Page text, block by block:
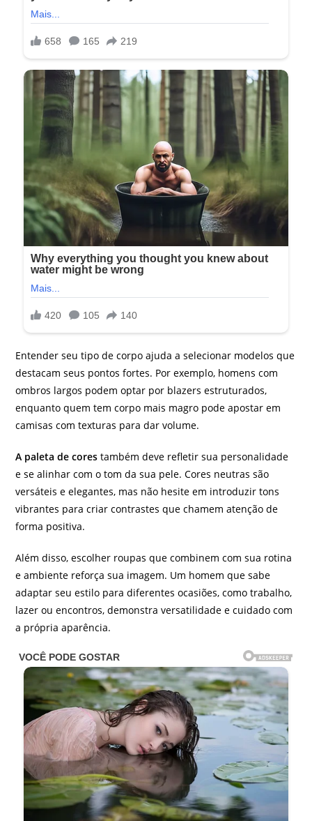
Entender seu tipo de corpo ajuda a selecionar modelos que
destacam seus pontos fortes. Por exemplo, homens com
ombros largos podem optar por blazers estruturados,
enquanto quem tem corpo mais magro pode apostar em
camisas com texturas para dar volume.
A paleta de cores também deve refletir sua personalidade
e se alinhar com o tom da sua pele. Cores neutras são
versáteis e elegantes, mas não hesite em introduzir tons
vibrantes para criar contrastes que chamem atenção de
forma positiva.
Além disso, escolher roupas que combinem com sua rotina
e ambiente reforça sua imagem. Um homem que sabe
adaptar seu estilo para diferentes ocasiões, como trabalho,
lazer ou encontros, demonstra versatilidade e cuidado com
a própria aparência.